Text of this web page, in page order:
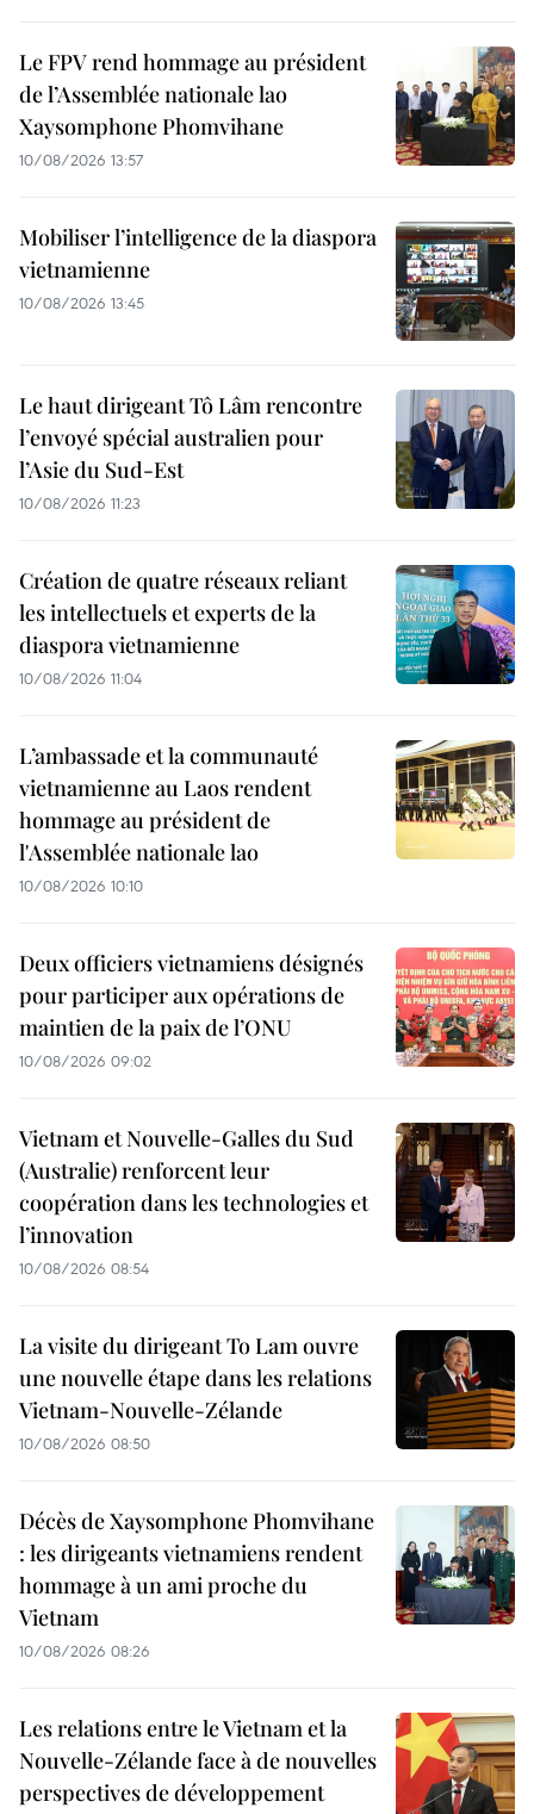
Le FPV rend hommage au président
de l’Assemblée nationale lao
Xaysomphone Phomvihane
10/08/2026 13:57
Mobiliser l’intelligence de la diaspora
vietnamienne
10/08/2026 13:45
Le haut dirigeant Tô Lâm rencontre
l’envoyé spécial australien pour
l’Asie du Sud-Est
10/08/2026 11:23
Création de quatre réseaux reliant
les intellectuels et experts de la
diaspora vietnamienne
10/08/2026 11:04
L’ambassade et la communauté
vietnamienne au Laos rendent
hommage au président de
l'Assemblée nationale lao
10/08/2026 10:10
Deux officiers vietnamiens désignés
pour participer aux opérations de
maintien de la paix de l’ONU
10/08/2026 09:02
Vietnam et Nouvelle-Galles du Sud
(Australie) renforcent leur
coopération dans les technologies et
l’innovation
10/08/2026 08:54
La visite du dirigeant To Lam ouvre
une nouvelle étape dans les relations
Vietnam-Nouvelle-Zélande
10/08/2026 08:50
Décès de Xaysomphone Phomvihane
: les dirigeants vietnamiens rendent
hommage à un ami proche du
Vietnam
10/08/2026 08:26
Les relations entre le Vietnam et la
Nouvelle-Zélande face à de nouvelles
perspectives de développement